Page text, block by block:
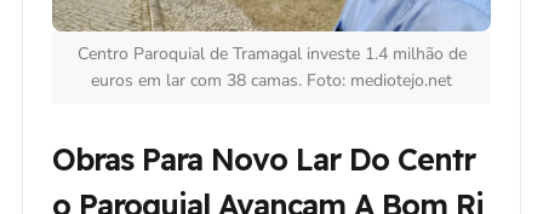
Centro Paroquial de Tramagal investe 1.4 milhão de
euros em lar com 38 camas. Foto: mediotejo.net
Obras Para Novo Lar Do Centr
O Paroquial Avançam A Bom Ri